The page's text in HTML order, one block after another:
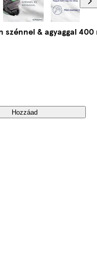
& agyaggal 400
Hozzáad